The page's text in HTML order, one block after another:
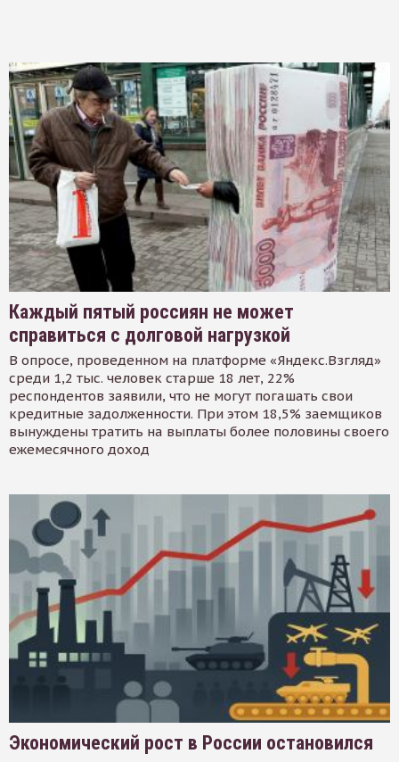
Каждый пятый россиян не может
справиться с долговой нагрузкой
В опросе, проведенном на платформе «Яндекс.Взгляд»
среди 1,2 тыс. человек старше 18 лет, 22%
респондентов заявили, что не могут погашать свои
кредитные задолженности. При этом 18,5% заемщиков
вынуждены тратить на выплаты более половины своего
ежемесячного доход
Экономический рост в России остановился